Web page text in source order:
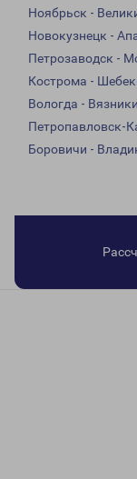
Ноябрьск -
Новокузнецк -
Петрозаводск -
Кострома -
Вологда - Вязники
Петропавловск-
Боровичи -